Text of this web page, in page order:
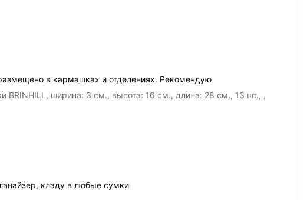
в кармашках и отделениях. Рекомендую
BRINHILL, ширина: 3 см., высота: 16 см., длина: 28 см., 13 шт., ,
кладу в любые сумки